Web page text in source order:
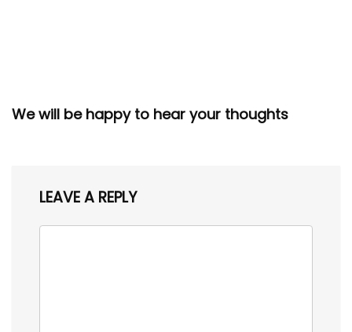
We will be happy to hear your thoughts
LEAVE A REPLY